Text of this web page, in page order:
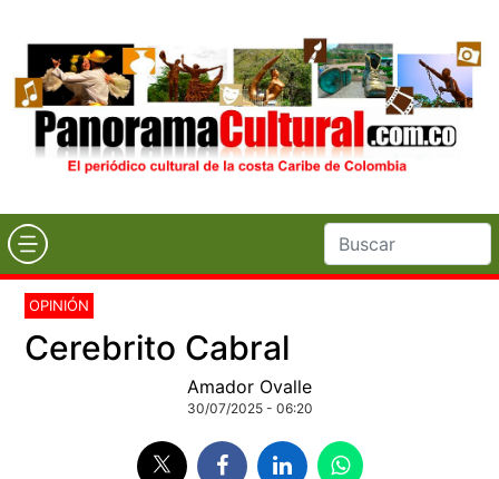
OPINIÓN
Cerebrito Cabral
Amador Ovalle
30/07/2025 - 06:20